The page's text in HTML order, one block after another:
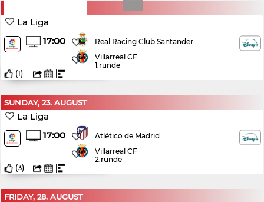
La Liga
17:00
Real Racing Club Santander
Villarreal CF
1.runde
(1)
SUNDAY, 23. AUGUST
La Liga
17:00
Atlético de Madrid
Villarreal CF
2.runde
(3)
FRIDAY, 28. AUGUST